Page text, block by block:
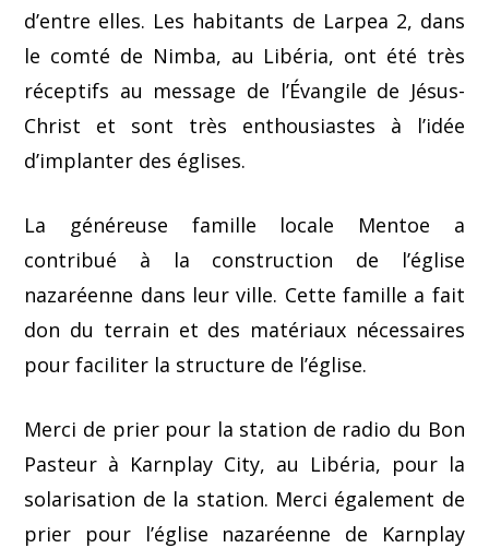
d’entre elles. Les habitants de Larpea 2, dans
le comté de Nimba, au Libéria, ont été très
réceptifs au message de l’Évangile de Jésus-
Christ et sont très enthousiastes à l’idée
d’implanter des églises.
La généreuse famille locale Mentoe a
contribué à la construction de l’église
nazaréenne dans leur ville. Cette famille a fait
don du terrain et des matériaux nécessaires
pour faciliter la structure de l’église.
Merci de prier pour la station de radio du Bon
Pasteur à Karnplay City, au Libéria, pour la
solarisation de la station. Merci également de
prier pour l’église nazaréenne de Karnplay